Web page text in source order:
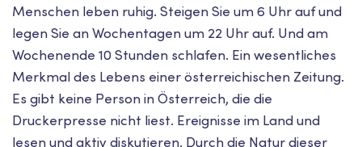
Menschen leben ruhig. Steigen Sie um 6 Uhr auf und
legen Sie an Wochentagen um 22 Uhr auf. Und am
Wochenende 10 Stunden schlafen. Ein wesentliches
Merkmal des Lebens einer österreichischen Zeitung.
Es gibt keine Person in Österreich, die die
Druckerpresse nicht liest. Ereignisse im Land und
lesen und aktiv diskutieren. Durch die Natur dieser